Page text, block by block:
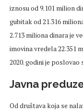
iznosu od 9.101 milion
gubitak od 21.316
2.713 miliona dinara je
imovina vredela 22.351
2020. godini je poslovao
Javna
Od društava koja se